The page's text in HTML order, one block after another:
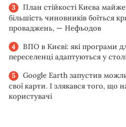
План стійкості Києва
більшість чиновників боїться
проваджень, — Нефьодов
ВПО в Києві: які програми
переселенці адаптуються у
Google Earth запустив
свої карти. І злякався того, що
користувачі